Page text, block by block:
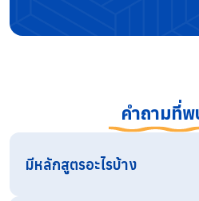
คำถามที่
มีหลักสูตรอะไรบ้าง